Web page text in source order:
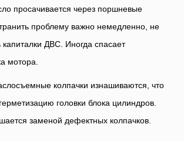
просачивается через поршневые
проблему важно немедленно, не
капиталки ДВС. Иногда спасает
мотора.
колпачки изнашиваются, что
головки блока цилиндров.
заменой дефектных колпачков.